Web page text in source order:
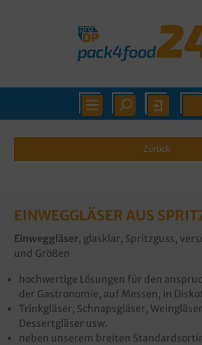
Zurück
EINWEGGLÄSER AUS
Einweggläser, glasklar, Spritzguss,
und Größen
hochwertige Lösungen für den
der Gastronomie, auf Messen, in
Trinkgläser, Schnapsgläser,
Dessertgläser usw.
neben unserem breiten